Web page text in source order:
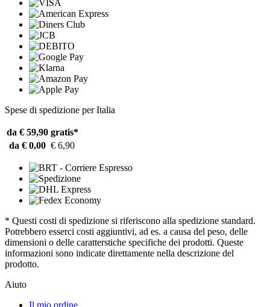
Spese di spedizione per Italia
da € 59,90 gratis*
da € 0,00 € 6,90
* Questi costi di spedizione si riferiscono alla spedizione standard.
Potrebbero esserci costi aggiuntivi, ad es. a causa del peso, delle
dimensioni o delle caratterstiche specifiche dei prodotti. Queste
informazioni sono indicate direttamente nella descrizione del
prodotto.
Aiuto
Il mio ordine